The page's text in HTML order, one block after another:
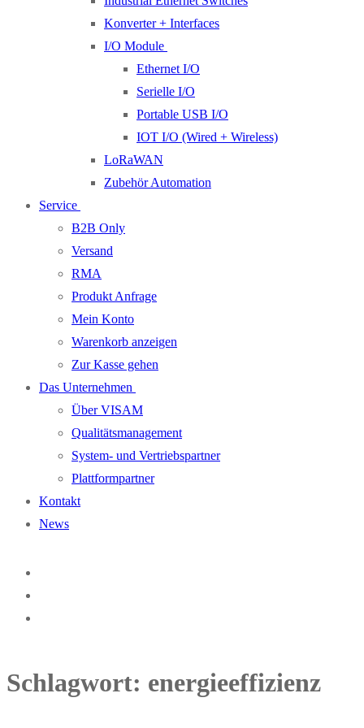
Konverter + Interfaces
I/O Module
Ethernet I/O
Serielle I/O
Portable USB I/O
IOT I/O (Wired + Wireless)
LoRaWAN
Zubehör Automation
Service
B2B Only
Versand
RMA
Produkt Anfrage
Mein Konto
Warenkorb anzeigen
Zur Kasse gehen
Das Unternehmen
Über VISAM
Qualitätsmanagement
System- und Vertriebspartner
Plattformpartner
Kontakt
News
Schlagwort: energieeffizienz